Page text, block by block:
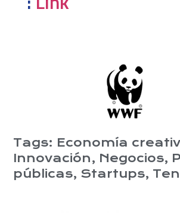
Tags: Economía
Innovación, Negocios,
públicas, Startups,